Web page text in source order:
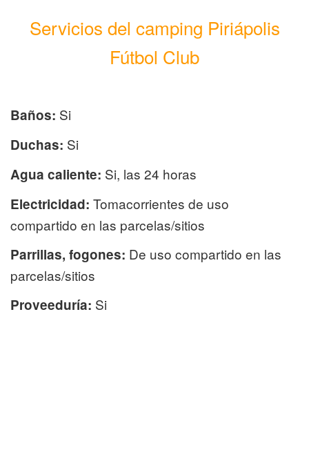
Servicios del camping Piriápolis
Fútbol Club
Baños: Si
Duchas: Si
Agua caliente: Si, las 24 horas
Electricidad: Tomacorrientes de uso
compartido en las parcelas/sitios
Parrillas, fogones: De uso compartido en las
parcelas/sitios
Proveeduría: Si